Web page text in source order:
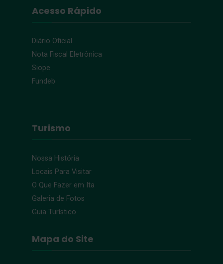
Acesso Rápido
Diário Oficial
Nota Fiscal Eletrônica
Siope
Fundeb
Turismo
Nossa História
Locais Para Visitar
O Que Fazer em Ita
Galeria de Fotos
Guia Turístico
Mapa do Site